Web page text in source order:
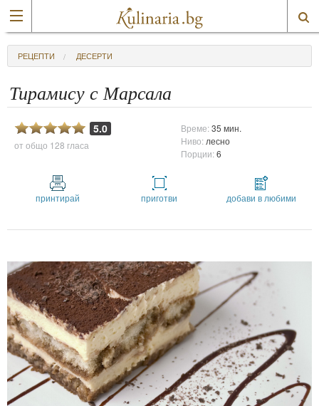
РЕЦЕПТИ ДЕСЕРТИ
Тирамису с Марсала
5.0
от общо 128 гласа
Време:35 мин.
Ниво: лесно
Порции:6
принтирай приготви добави в любими